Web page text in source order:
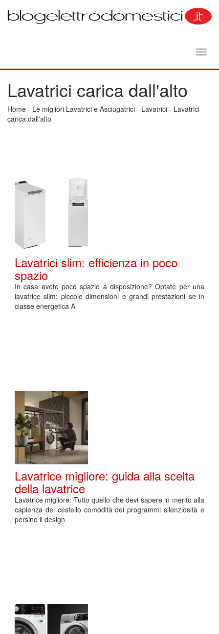
Lavatrici carica dall'alto
Home - Le migliori Lavatrici e Asciugatrici - Lavatrici - Lavatrici
carica dall'alto
Lavatrici slim: efficienza in poco
spazio
In casa avete poco spazio a disposizione? Optate per una
lavatrice slim: piccole dimensioni e grandi prestazioni se in
classe energetica A
Lavatrice migliore: guida alla scelta
della lavatrice
Lavatrice migliore: Tutto quello che devi sapere in merito alla
capienza del cestello comodità dei programmi silenziosità e
persino il design